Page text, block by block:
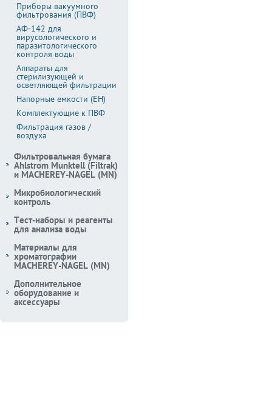
Приборы вакуумного
фильтрования (ПВФ)
АФ-142 для
вирусологического и
паразитологического
контроля воды
Аппараты для
стерилизующей и
осветляющей фильтрации
Напорные емкости (ЕН)
Комплектующие к ПВФ
Фильтрация газов /
воздуха
Фильтровальная бумага
Ahlstrom Munktell (Filtrak)
и MACHEREY-NAGEL (MN)
Микробиологический
контроль
Тест-наборы и реагенты
для анализа воды
Материалы для
хроматографии
MACHEREY-NAGEL (MN)
Дополнительное
оборудование и
аксессуары